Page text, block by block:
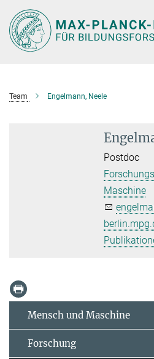
Hauptinhalt
Team Engelmann, Neele
Postdoc
Maschine
Mensch und Maschine
Forschung